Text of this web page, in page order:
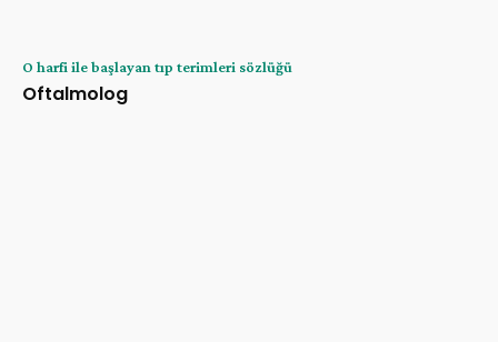
O harfi ile başlayan tıp terimleri sözlüğü
Oftalmolog